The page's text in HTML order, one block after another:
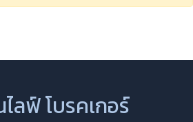
ลฟ์ โบรคเกอร์